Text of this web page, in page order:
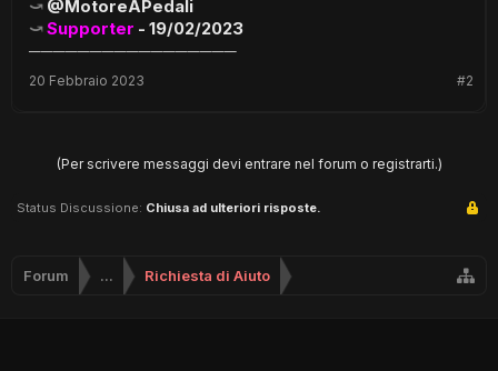
⤻ @MotoreAPedali
⤻Supporter - 19/02/2023
─────────────────
#2
20 Febbraio 2023
(Per scrivere messaggi devi entrare nel forum o registrarti.)
Status Discussione: Chiusa ad ulteriori risposte.
Forum ... Richiesta di Aiuto